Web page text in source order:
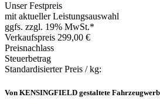
Unser Festpreis
mit aktueller Leistungsauswahl
ggfs. zzgl. 19% MwSt.*
Verkaufspreis 299,00 €
Preisnachlass
Steuerbetrag
Standardisierter Preis / kg:
Von KENSINGFIELD gestaltete